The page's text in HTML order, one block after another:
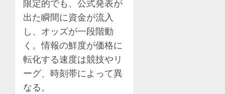
限定的でも、公式発表が
出た瞬間に資金が流入
し、オッズが一段階動
く。情報の鮮度が価格に
転化する速度は競技やリ
ーグ、時刻帯によって異
なる。